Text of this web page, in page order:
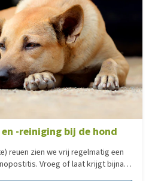
-reiniging bij de hond
reuen zien we vrij regelmatig een
Vroeg of laat krijgt bijna